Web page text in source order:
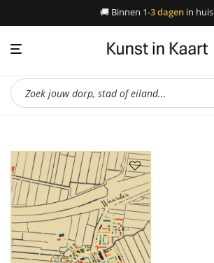
🚚 Binnen 1-3 dagen in huis
Producten
zoeken